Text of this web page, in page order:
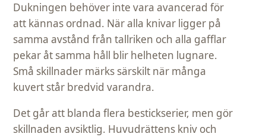
Dukningen behöver inte vara avancerad för
att kännas ordnad. När alla knivar ligger på
samma avstånd från tallriken och alla gafflar
pekar åt samma håll blir helheten lugnare.
Små skillnader märks särskilt när många
kuvert står bredvid varandra.
Det går att blanda flera bestickserier, men gör
skillnaden avsiktlig. Huvudrättens kniv och